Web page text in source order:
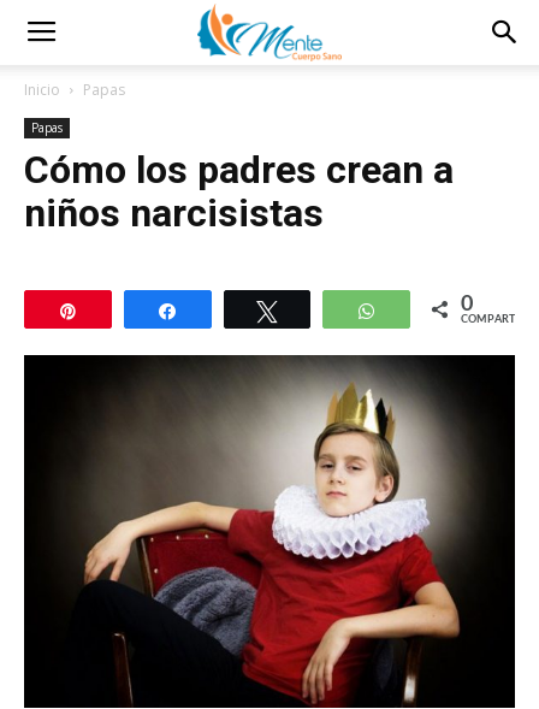
Inicio Papas
Papas
Cómo los padres crean a
niños narcisistas
Compartir WhatsApp
0
COMPARTIR